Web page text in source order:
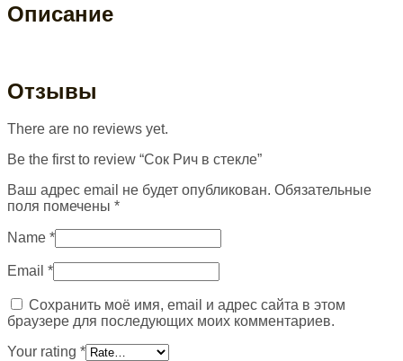
Описание
Отзывы
There are no reviews yet.
Be the first to review “Сок Рич в стекле”
Ваш адрес email не будет опубликован. Обязательные
поля помечены *
Name *
Email *
Сохранить моё имя, email и адрес сайта в этом
браузере для последующих моих комментариев.
Your rating *